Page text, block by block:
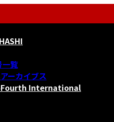
一覧
ーカイブス
Fourth International